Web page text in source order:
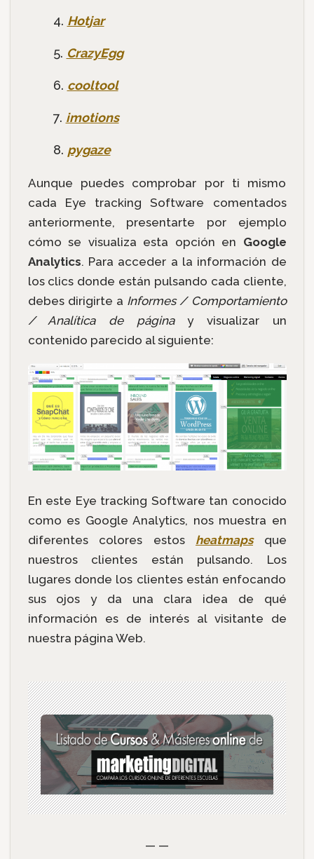
Hotjar
CrazyEgg
cooltool
imotions
pygaze
Aunque puedes comprobar por ti mismo
cada Eye tracking Software comentados
anteriormente, presentarte por ejemplo
cómo se visualiza esta opción en Google
Analytics. Para acceder a la información de
los clics donde están pulsando cada cliente,
debes dirigirte a Informes / Comportamiento
/ Analítica de páginay visualizar un
contenido parecido al siguiente:
En este Eye tracking Software tan conocido
como es Google Analytics, nos muestra en
diferentes colores estos heatmaps
que
nuestros clientes están pulsando. Los
lugares donde los clientes están enfocando
sus ojos y da una clara idea de qué
información es de interés al visitante de
nuestra página Web.
— —